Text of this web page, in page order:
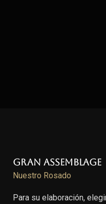
Gran Assemblage
Nuestro Rosado
Para su elaboración,